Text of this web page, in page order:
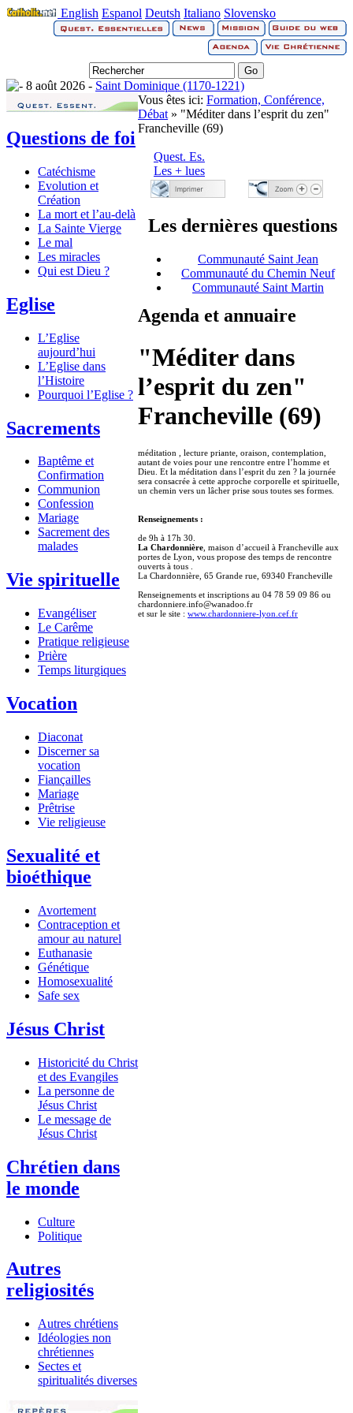
English Espanol Deutsh Italiano Slovensko
8 août 2026 - Saint Dominique (1170-1221)
Questions de foi
Catéchisme
Evolution et
Création
La mort et l’au-delà
La Sainte Vierge
Le mal
Les miracles
Qui est Dieu ?
Eglise
L’Eglise
aujourd’hui
L’Eglise dans
l’Histoire
Pourquoi l’Eglise ?
Sacrements
Baptême et
Confirmation
Communion
Confession
Mariage
Sacrement des
malades
Vie spirituelle
Evangéliser
Le Carême
Pratique religieuse
Prière
Temps liturgiques
Vocation
Diaconat
Discerner sa
vocation
Fiançailles
Mariage
Prêtrise
Vie religieuse
Sexualité et
bioéthique
Avortement
Contraception et
amour au naturel
Euthanasie
Génétique
Homosexualité
Safe sex
Jésus Christ
Historicité du Christ
et des Evangiles
La personne de
Jésus Christ
Le message de
Jésus Christ
Chrétien dans
le monde
Culture
Politique
Autres
religiosités
Autres chrétiens
Idéologies non
chrétiennes
Sectes et
spiritualités diverses
Vous êtes ici: Formation, Conférence,
Débat » "Méditer dans l’esprit du zen"
Francheville (69)
Quest. Es.
Les + lues
Les dernières questions
Communauté Saint Jean
Communauté du Chemin Neuf
Communauté Saint Martin
Agenda et annuaire
"Méditer dans
l’esprit du zen"
Francheville (69)
méditation , lecture priante, oraison, contemplation,
autant de voies pour une rencontre entre l’homme et
Dieu. Et la méditation dans l’esprit du zen ? la journée
sera consacrée à cette approche corporelle et spirituelle,
un chemin vers un lâcher prise sous toutes ses formes.
Renseignements :
de 9h à 17h 30.
La Chardonnière , maison d’accueil à Francheville aux
portes de Lyon, vous propose des temps de rencontre
ouverts à tous .
La Chardonnière, 65 Grande rue, 69340 Francheville
Renseignements et inscriptions au 04 78 59 09 86 ou
chardonniere.info@wanadoo.fr
et sur le site : www.chardonniere-lyon.cef.fr